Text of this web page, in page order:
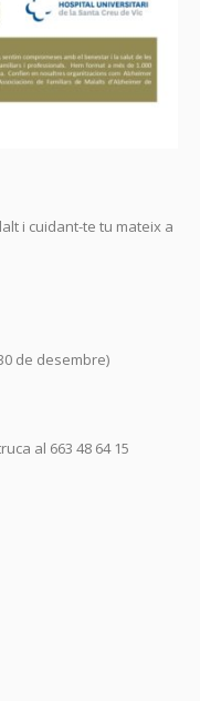
i cuidant-te tu mateix a
de desembre)
al 663 48 64 15